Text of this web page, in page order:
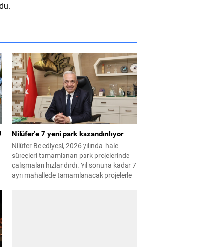
Nilüfer’e 7 yeni park kazandırılıyor
Nilüfer Belediyesi, 2026 yılında ihale
süreçleri tamamlanan park projelerinde
çalışmaları hızlandırdı. Yıl sonuna kadar 7
ayrı mahallede tamamlanacak projelerle